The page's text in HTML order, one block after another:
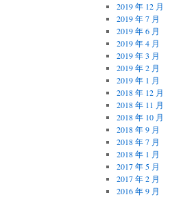
2019 年 12 月
2019 年 7 月
2019 年 6 月
2019 年 4 月
2019 年 3 月
2019 年 2 月
2019 年 1 月
2018 年 12 月
2018 年 11 月
2018 年 10 月
2018 年 9 月
2018 年 7 月
2018 年 1 月
2017 年 5 月
2017 年 2 月
2016 年 9 月